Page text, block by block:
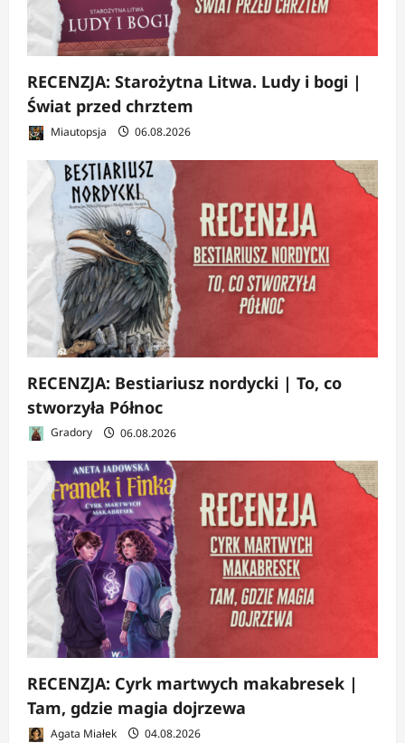
RECENZJA: Starożytna Litwa. Ludy i bogi |
Świat przed chrztem
Miautopsja 06.08.2026
RECENZJA: Bestiariusz nordycki | To, co
stworzyła Północ
Gradory 06.08.2026
RECENZJA: Cyrk martwych makabresek |
Tam, gdzie magia dojrzewa
Agata Miałek 04.08.2026